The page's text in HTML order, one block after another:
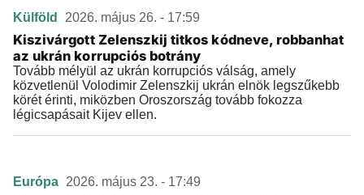
Külföld 2026. május 26. - 17:59
Kiszivárgott Zelenszkij titkos kódneve, robbanhat
az ukrán korrupciós botrány
Tovább mélyül az ukrán korrupciós válság, amely
közvetlenül Volodimir Zelenszkij ukrán elnök legszűkebb
körét érinti, miközben Oroszország tovább fokozza
légicsapásait Kijev ellen.
Európa 2026. május 23. - 17:49